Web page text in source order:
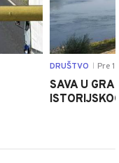
DRUŠTVO Pre 1
SAVA U